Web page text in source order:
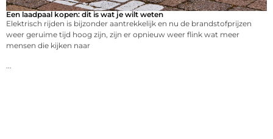
Een laadpaal kopen: dit is wat je wilt weten
Elektrisch rijden is bijzonder aantrekkelijk en nu de brandstofprijzen
weer geruime tijd hoog zijn, zijn er opnieuw weer flink wat meer
mensen die kijken naar